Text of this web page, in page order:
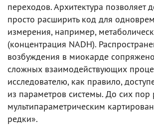
переходов. Архитектура позволяет
просто расширить код для
измерения, например,
(концентрация NADH).
возбуждения в миокарде
сложных взаимодействующих
исследователю, как правило,
из параметров системы. До сих пор
мультипараметрическим
редки».